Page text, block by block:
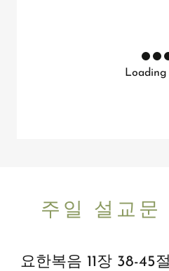
Loading
주일 설교
요한복음 11장 38-45